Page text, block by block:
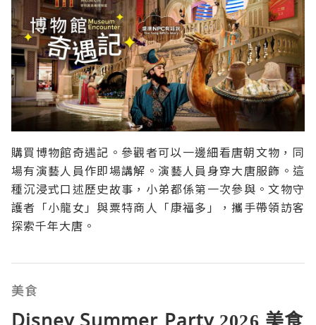
購買博物館奇遇記。參觀者可以一邊細看唐朝文物，同
場有演藝人員作即場講解。演藝人員身穿大唐服飾。這
種沉浸式口述歷史故事，小弟都係第一次參與。文物守
護者「小龍女」與粟特商人「康福多」，攜手帶領訪客
探索千年大唐。
美食